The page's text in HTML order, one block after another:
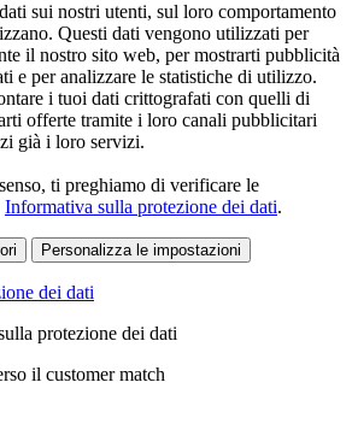
sui nostri utenti, sul loro comportamento
Questi dati vengono utilizzati per
il nostro sito web, per mostrarti pubblicità
e per analizzare le statistiche di utilizzo.
i tuoi dati crittografati con quelli di
offerte tramite i loro canali pubblicitari
già i loro servizi.
ti preghiamo di verificare le
Informativa sulla protezione dei dati.
Personalizza le impostazioni
dei dati
protezione dei dati
il customer match